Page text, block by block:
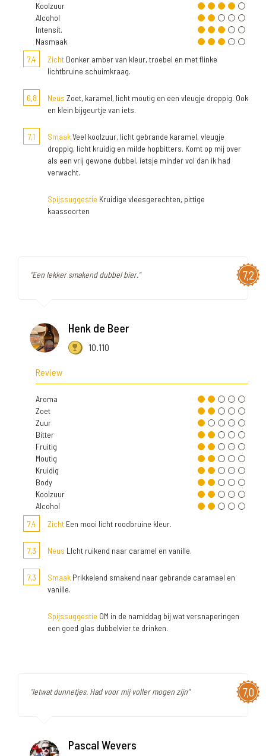
Koolzuur
Alcohol
Intensit.
Nasmaak
7,4
Zicht Donker amber van kleur, troebel en met flinke
lichtbruine schuimkraag.
6,8 Neus Zoet, karamel, licht moutig en een vleugje droppig. Ook
en klein bijgeurtje van iets.
7,1 SmaakVeel koolzuur, licht gebrande karamel, vleugje
droppig, licht kruidig en milde hopbitters. Komt op mij over
als een vrij gewone dubbel, ietsje minder vol dan ik had
verwacht.
Spijssuggestie Kruidige vleesgerechten, pittige
kaassoorten
7,2
"Een lekker smakend dubbel bier."
Henk de Beer
10.110
Review
Aroma
Zoet
Zuur
Bitter
Fruitig
Moutig
Kruidig
Body
Koolzuur
Alcohol
7,4
Zicht Een mooi licht roodbruine kleur.
7,3 Neus LIcht ruikend naar caramel en vanille.
7,3 Smaak Prikkelend smakend naar gebrande caramael en
vanille.
Spijssuggestie OM in de namiddag bij wat versnaperingen
een goed glas dubbelvier te drinken.
7,0
"Ietwat dunnetjes. Had voor mij voller mogen zijn"
Pascal Wevers